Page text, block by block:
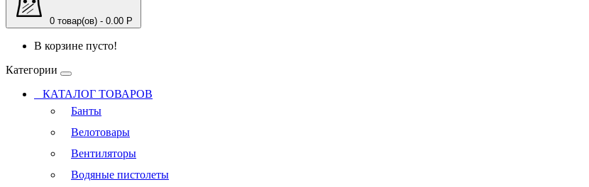
0 товар(ов) - 0.00 Р
В корзине пусто!
Категории
КАТАЛОГ ТОВАРОВ
Банты
Велотовары
Вентиляторы
Водяные пистолеты